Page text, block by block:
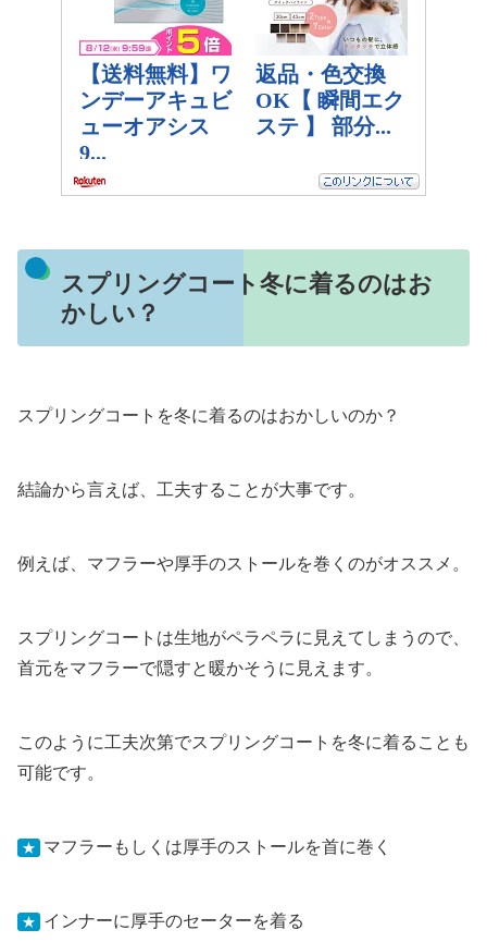
スプリングコート冬に着るのはお
かしい？
スプリングコートを冬に着るのはおかしいのか？
結論から言えば、工夫することが大事です。
例えば、マフラーや厚手のストールを巻くのがオススメ。
スプリングコートは生地がペラペラに見えてしまうので、
首元をマフラーで隠すと暖かそうに見えます。
このように工夫次第でスプリングコートを冬に着ることも
可能です。
★ マフラーもしくは厚手のストールを首に巻く
★ インナーに厚手のセーターを着る